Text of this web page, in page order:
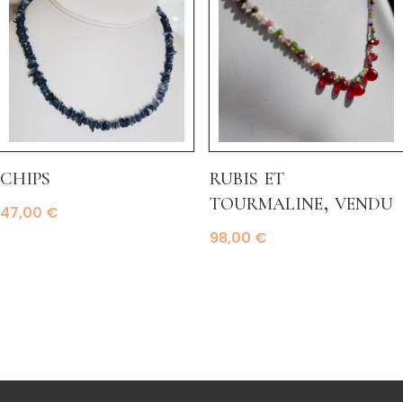
chips
47,00 €
rubis et
tourmaline, vendu
98,00 €